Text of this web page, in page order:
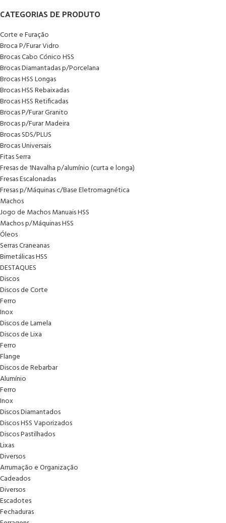
CATEGORIAS DE PRODUTO
Corte e Furação
Broca P/Furar Vidro
Brocas Cabo Cónico HSS
Brocas Diamantadas p/Porcelana
Brocas HSS Longas
Brocas HSS Rebaixadas
Brocas HSS Retificadas
Brocas P/Furar Granito
Brocas p/Furar Madeira
Brocas SDS/PLUS
Brocas Universais
Fitas Serra
Fresas de 1Navalha p/alumínio (curta e longa)
Fresas Escalonadas
Fresas p/Máquinas c/Base Eletromagnética
Machos
Jogo de Machos Manuais HSS
Machos p/Máquinas HSS
Óleos
Serras Craneanas
Bimetálicas HSS
DESTAQUES
Discos
Discos de Corte
Ferro
Inox
Discos de Lamela
Discos de Lixa
Ferro
Flange
Discos de Rebarbar
Alumínio
Ferro
Inox
Discos Diamantados
Discos HSS Vaporizados
Discos Pastilhados
Lixas
Diversos
Arrumação e Organização
Cadeados
Diversos
Escadotes
Fechaduras